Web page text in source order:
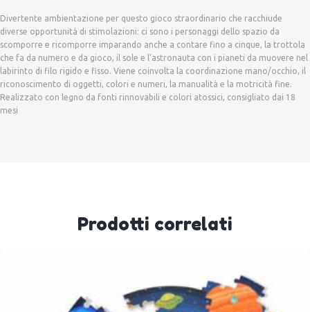
Divertente ambientazione per questo gioco straordinario che racchiude
diverse opportunità di stimolazioni: ci sono i personaggi dello spazio da
scomporre e ricomporre imparando anche a contare fino a cinque, la trottola
che fa da numero e da gioco, il sole e l’astronauta con i pianeti da muovere nel
labirinto di filo rigido e fisso. Viene coinvolta la coordinazione mano/occhio, il
riconoscimento di oggetti, colori e numeri, la manualità e la motricità fine.
Realizzato con legno da fonti rinnovabili e colori atossici, consigliato dai 18
mesi
Prodotti correlati